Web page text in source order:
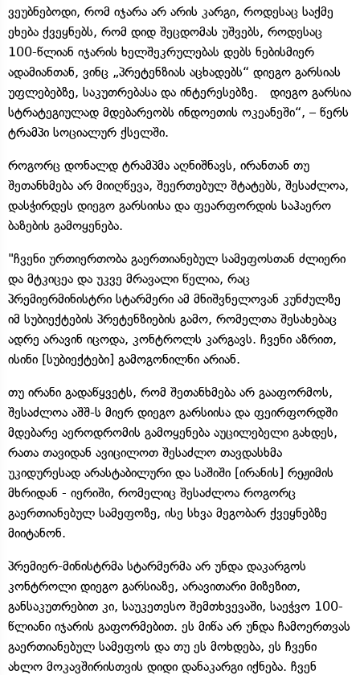
ვეუბნებოდი, რომ იჯარა არ არის კარგი, როდესაც საქმე
ეხება ქვეყნებს, რომ დიდ შეცდომას უშვებს, როდესაც
100-წლიან იჯარის ხელშეკრულებას დებს ნებისმიერ
ადამიანთან, ვინც „პრეტენზიას აცხადებს“ დიეგო გარსიას
უფლებებზე, საკუთრებასა და ინტერესებზე. დიეგო გარსია
სტრატეგიულად მდებარეობს ინდოეთის ოკეანეში“, – წერს
ტრამპი სოციალურ ქსელში.
როგორც დონალდ ტრამპმა აღნიშნავს, ირანთან თუ
შეთანხმება არ მიიღწევა, შეერთებულ შტატებს, შესაძლოა,
დასჭირდეს დიეგო გარსიისა და ფეარფორდის საჰაერო
ბაზების გამოყენება.
"ჩვენი ურთიერთობა გაერთიანებულ სამეფოსთან ძლიერი
და მტკიცეა და უკვე მრავალი წელია, რაც
პრემიერმინისტრი სტარმერი ამ მნიშვნელოვან კუნძულზე
იმ სუბიექტების პრეტენზიების გამო, რომელთა შესახებაც
ადრე არავინ იცოდა, კონტროლს კარგავს. ჩვენი აზრით,
ისინი [სუბიექტები] გამოგონილნი არიან.
თუ ირანი გადაწყვეტს, რომ შეთანხმება არ გააფორმოს,
შესაძლოა აშშ-ს მიერ დიეგო გარსიისა და ფეირფორდში
მდებარე აეროდრომის გამოყენება აუცილებელი გახდეს,
რათა თავიდან ავიცილოთ შესაძლო თავდასხმა
უკიდურესად არასტაბილური და საშიში [ირანის] რეჟიმის
მხრიდან - იერიში, რომელიც შესაძლოა როგორც
გაერთიანებულ სამეფოზე, ისე სხვა მეგობარ ქვეყნებზე
მიიტანონ.
პრემიერ-მინისტრმა სტარმერმა არ უნდა დაკარგოს
კონტროლი დიეგო გარსიაზე, არავითარი მიზეზით,
განსაკუთრებით კი, საუკეთესო შემთხვევაში, საეჭვო 100-
წლიანი იჯარის გაფორმებით. ეს მიწა არ უნდა ჩამოერთვას
გაერთიანებულ სამეფოს და თუ ეს მოხდება, ეს ჩვენი
ახლო მოკავშირისთვის დიდი დანაკარგი იქნება. ჩვენ